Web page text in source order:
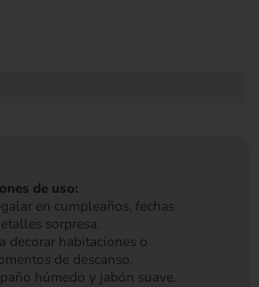
de uso:
en cumpleaños, fechas
sorpresa.
decorar habitaciones o
de descanso.
húmedo y jabón suave.